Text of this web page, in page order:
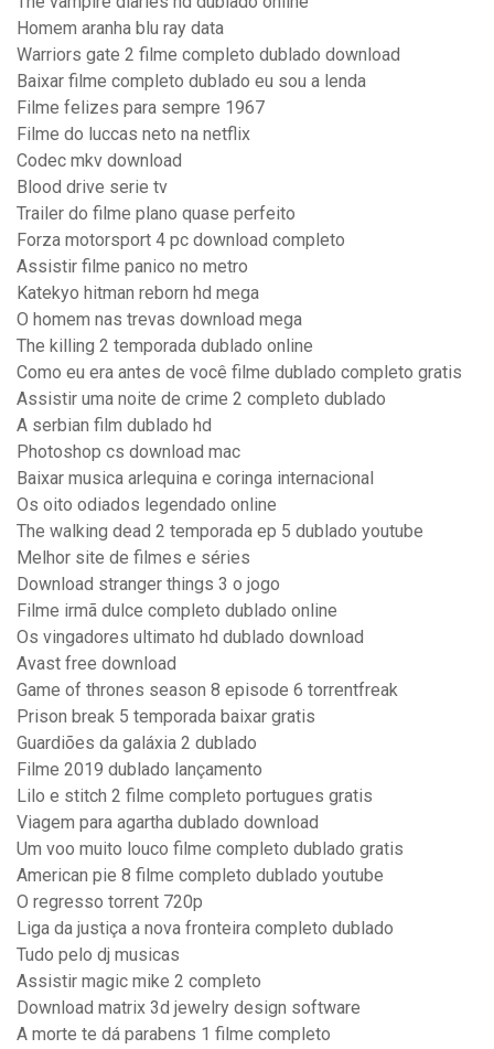
Homem aranha blu ray data
Warriors gate 2 filme completo dublado download
Baixar filme completo dublado eu sou a lenda
Filme felizes para sempre 1967
Filme do luccas neto na netflix
Codec mkv download
Blood drive serie tv
Trailer do filme plano quase perfeito
Forza motorsport 4 pc download completo
Assistir filme panico no metro
Katekyo hitman reborn hd mega
O homem nas trevas download mega
The killing 2 temporada dublado online
Como eu era antes de você filme dublado completo gratis
Assistir uma noite de crime 2 completo dublado
A serbian film dublado hd
Photoshop cs download mac
Baixar musica arlequina e coringa internacional
Os oito odiados legendado online
The walking dead 2 temporada ep 5 dublado youtube
Melhor site de filmes e séries
Download stranger things 3 o jogo
Filme irmã dulce completo dublado online
Os vingadores ultimato hd dublado download
Avast free download
Game of thrones season 8 episode 6 torrentfreak
Prison break 5 temporada baixar gratis
Guardiões da galáxia 2 dublado
Filme 2019 dublado lançamento
Lilo e stitch 2 filme completo portugues gratis
Viagem para agartha dublado download
Um voo muito louco filme completo dublado gratis
American pie 8 filme completo dublado youtube
O regresso torrent 720p
Liga da justiça a nova fronteira completo dublado
Tudo pelo dj musicas
Assistir magic mike 2 completo
Download matrix 3d jewelry design software
A morte te dá parabens 1 filme completo